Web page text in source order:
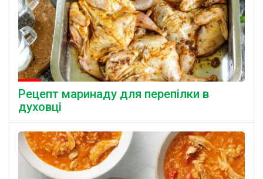
Рецепт маринаду для перепілки в
духовці